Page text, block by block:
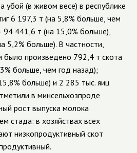
убой (в живом весе) в республике
6 197,3 т (на 5,8% больше, чем
94 441,6 т (на 15,0% больше),
5,2% больше). В частности,
было произведено 792,4 т скота
больше, чем год назад);
больше) и 2 285 тыс. яиц
в минсельхозпроде
рост выпуска молока
стада: в хозяйствах всех
низкопродуктивный скот